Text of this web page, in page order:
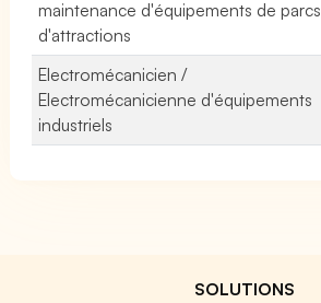
maintenance d'équipements de parcs
d'attractions
Electromécanicien /
Electromécanicienne d'équipements
industriels
SOLUTIONS